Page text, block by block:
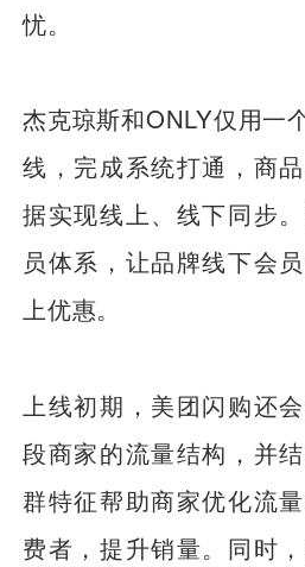
忧。
杰克琼斯和ONLY仅用一
线，完成系统打通，商
据实现线上、线下同步
员体系，让品牌线下会
上优惠。
上线初期，美团闪购还
段商家的流量结构，并
群特征帮助商家优化流
费者，提升销量。同时